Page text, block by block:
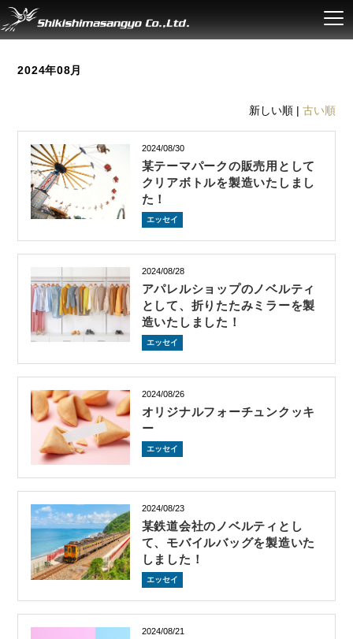
2024年08月
新しい順 | 古い順
2024/08/30
某テーマパークの販売用として
クリアボトルを製造いたしまし
た！
エッセイ
2024/08/28
アパレルショップのノベルティ
として、折りたたみミラーを製
造いたしました！
エッセイ
2024/08/26
オリジナルフォーチュンクッキ
ー
エッセイ
2024/08/23
某鉄道会社のノベルティとし
て、モバイルバッグを製造いた
しました！
エッセイ
2024/08/21